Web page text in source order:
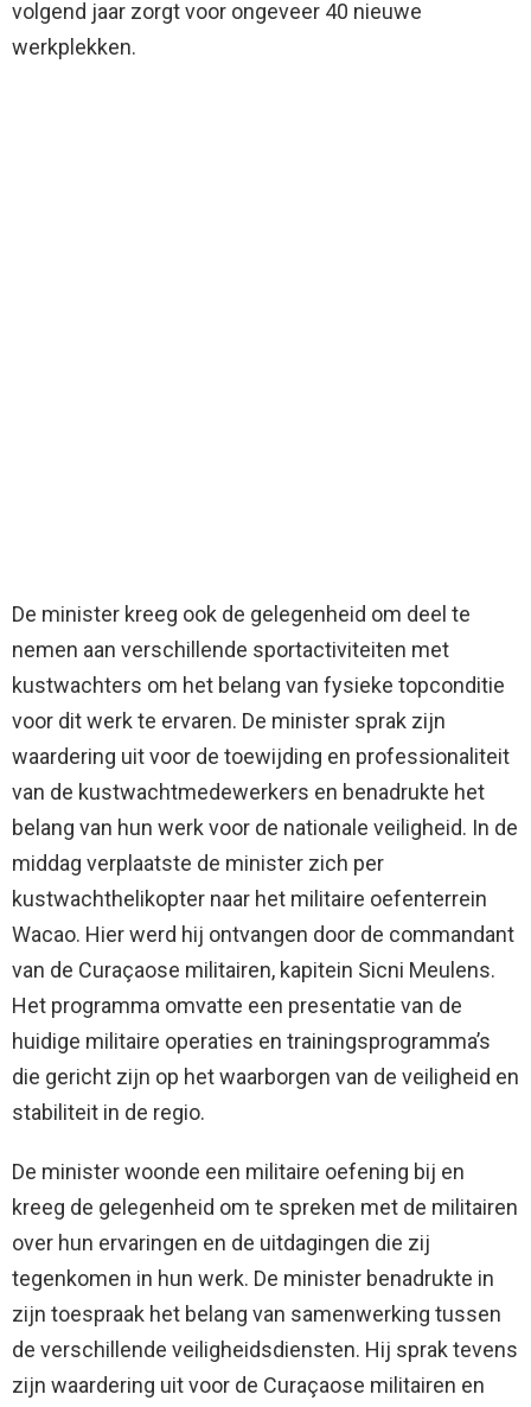
volgend jaar zorgt voor ongeveer 40 nieuwe
werkplekken.
De minister kreeg ook de gelegenheid om deel te
nemen aan verschillende sportactiviteiten met
kustwachters om het belang van fysieke topconditie
voor dit werk te ervaren. De minister sprak zijn
waardering uit voor de toewijding en professionaliteit
van de kustwachtmedewerkers en benadrukte het
belang van hun werk voor de nationale veiligheid. In de
middag verplaatste de minister zich per
kustwachthelikopter naar het militaire oefenterrein
Wacao. Hier werd hij ontvangen door de commandant
van de Curaçaose militairen, kapitein Sicni Meulens.
Het programma omvatte een presentatie van de
huidige militaire operaties en trainingsprogramma’s
die gericht zijn op het waarborgen van de veiligheid en
stabiliteit in de regio.
De minister woonde een militaire oefening bij en
kreeg de gelegenheid om te spreken met de militairen
over hun ervaringen en de uitdagingen die zij
tegenkomen in hun werk. De minister benadrukte in
zijn toespraak het belang van samenwerking tussen
de verschillende veiligheidsdiensten. Hij sprak tevens
zijn waardering uit voor de Curaçaose militairen en